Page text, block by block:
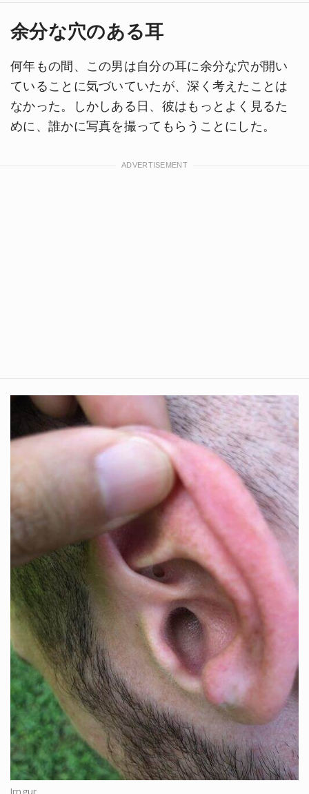
余分な穴のある耳
何年もの間、この男は自分の耳に余分な穴が開い
ていることに気づいていたが、深く考えたことは
なかった。しかしある日、彼はもっとよく見るた
めに、誰かに写真を撮ってもらうことにした。
Imgur